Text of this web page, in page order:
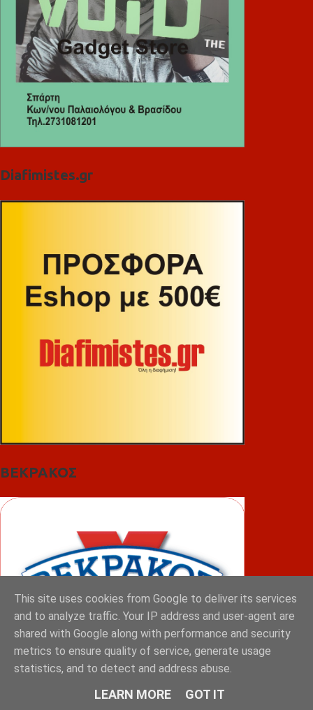
Diafimistes.gr
ΒΕΚΡΑΚΟΣ
This site uses cookies from Google to deliver its services
and to analyze traffic. Your IP address and user-agent are
shared with Google along with performance and security
metrics to ensure quality of service, generate usage
statistics, and to detect and address abuse.
LEARN MORE GOT IT